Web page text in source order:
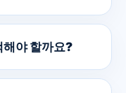
해야 할까요?